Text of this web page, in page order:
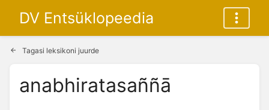
DV Entsüklopeedia
Tagasi leksikoni juurde
anabhiratasaññā